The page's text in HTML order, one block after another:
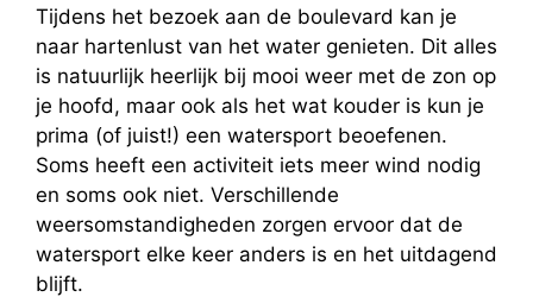
Tijdens het bezoek aan de boulevard kan je
naar hartenlust van het water genieten. Dit alles
is natuurlijk heerlijk bij mooi weer met de zon op
je hoofd, maar ook als het wat kouder is kun je
prima (of juist!) een watersport beoefenen.
Soms heeft een activiteit iets meer wind nodig
en soms ook niet. Verschillende
weersomstandigheden zorgen ervoor dat de
watersport elke keer anders is en het uitdagend
blijft.